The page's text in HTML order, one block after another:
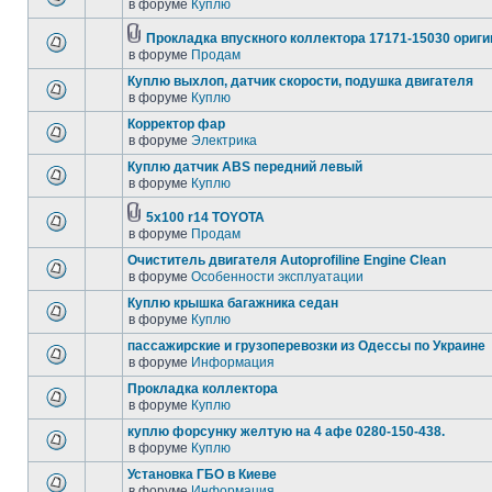
в форуме Куплю
Прокладка впускного коллектора 17171-15030
в форуме Продам
Куплю выхлоп, датчик скорости, подушка двигателя
в форуме Куплю
Корректор фар
в форуме Электрика
Куплю датчик ABS передний левый
в форуме Куплю
5x100 r14 TOYOTA
в форуме Продам
Очиститель двигателя Autoprofiline Engine Clean
в форуме Особенности эксплуатации
Куплю крышка багажника седан
в форуме Куплю
пассажирские и грузоперевозки из Одессы по Украине
в форуме Информация
Прокладка коллектора
в форуме Куплю
куплю форсунку желтую на 4 афе 0280-150-438.
в форуме Куплю
Установка ГБО в Киеве